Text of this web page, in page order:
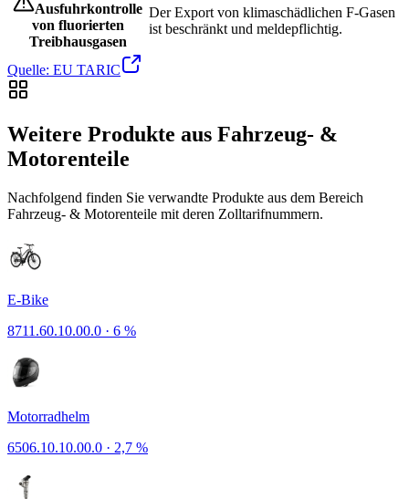
Ausfuhrkontrolle
von fluorierten
Treibhausgasen
Der Export von klimaschädlichen F-Gasen
ist beschränkt und meldepflichtig.
Quelle: EU TARIC
Weitere Produkte aus Fahrzeug- &
Motorenteile
Nachfolgend finden Sie verwandte Produkte aus dem Bereich
Fahrzeug- & Motorenteile mit deren Zolltarifnummern.
E-Bike
8711.60.10.00.0 · 6 %
Motorradhelm
6506.10.10.00.0 · 2,7 %